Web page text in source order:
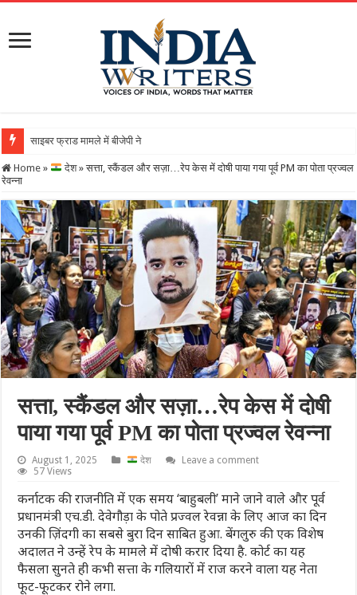
साइबर फ्राड मामले में बीजेपी नेता गिरफ्तारः 21 करोड़ की बड़ी ठग
Home » देश » सत्ता, स्कैंडल और सज़ा…रेप केस में दोषी पाया गया पूर्व PM का पोता प्रज्वल
रेवन्ना
सत्ता, स्कैंडल और सज़ा…रेप केस में दोषी
पाया गया पूर्व PM का पोता प्रज्वल रेवन्ना
August 1, 2025 देश
Leave a comment
57 Views
कर्नाटक की राजनीति में एक समय ‘बाहुबली’ माने जाने वाले और पूर्व
प्रधानमंत्री एच.डी. देवेगौड़ा के पोते प्रज्वल रेवन्ना के लिए आज का दिन
उनकी ज़िंदगी का सबसे बुरा दिन साबित हुआ. बेंगलुरु की एक विशेष
अदालत ने उन्हें रेप के मामले में दोषी करार दिया है. कोर्ट का यह
फैसला सुनते ही कभी सत्ता के गलियारों में राज करने वाला यह नेता
फूट-फूटकर रोने लगा.